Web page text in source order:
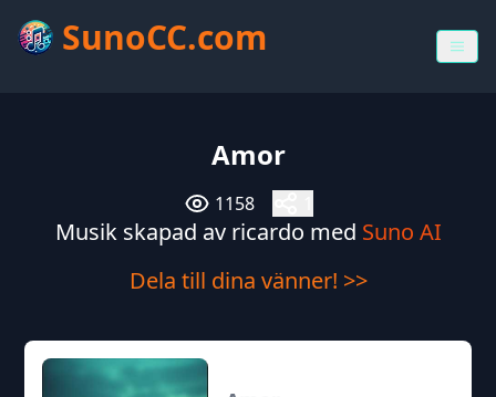
SunoCC.com
Amor
1158
Musik skapad av ricardo med Suno AI
Dela till dina vänner! >>